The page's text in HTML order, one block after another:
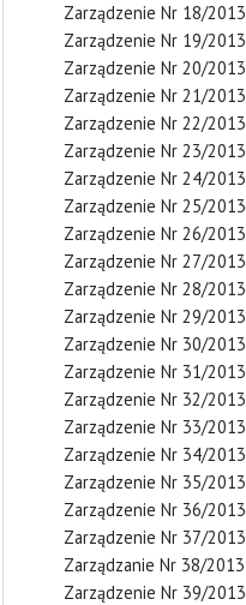
Zarządzenie Nr 18/2013
Zarządzenie Nr 19/2013
Zarządzenie Nr 20/2013
Zarządzenie Nr 21/2013
Zarządzenie Nr 22/2013
Zarządzenie Nr 23/2013
Zarządzenie Nr 24/2013
Zarządzenie Nr 25/2013
Zarządzenie Nr 26/2013
Zarządzenie Nr 27/2013
Zarządzenie Nr 28/2013
Zarządzenie Nr 29/2013
Zarządzenie Nr 30/2013
Zarządzenie Nr 31/2013
Zarządzenie Nr 32/2013
Zarządzenie Nr 33/2013
Zarządzenie Nr 34/2013
Zarządzenie Nr 35/2013
Zarządzenie Nr 36/2013
Zarządzenie Nr 37/2013
Zarządzanie Nr 38/2013
Zarządzenie Nr 39/2013